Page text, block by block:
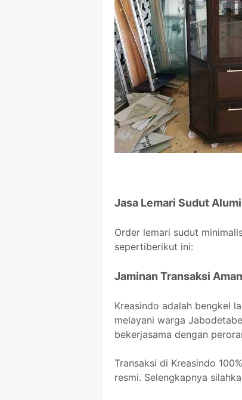
Jasa Lemari Sudut
Order lemari sudut
sepertiberikut ini:
Jaminan Transaksi Aman
Kreasindo adalah bengkel
melayani warga
bekerjasama dengan
Transaksi di Kreasindo
resmi. Selengkapnya